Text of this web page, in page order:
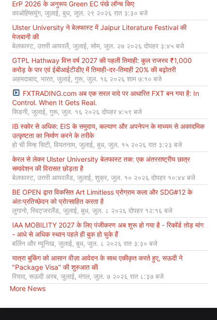
ErP 2026 के अनुरूप Green EC पंखे लॉन्च किए
काओह्सियुंग, जुलाई, बुध, जुल. २९ २०२६ रात ३:३० बजे
Ulster University ने बेलफास्ट में Jaipur Literature Festival की
मेजबानी की
बेलफास्ट, उत्तरी आयरलैं, जुलाई, सोम, जुल. २७ २०२६ दोपहर ३:४५ बजे
GTPL Hathway वित्त वर्ष 2027 की पहली तिमाही: कुल राजस्व ₹1,000
करोड़ के पार एवं ईबीआईटीडीए में तिमाही-दर-तिमाही 20% की बढ़ोतरी
अहमदाबाद, भारत, जुलाई, गुरू, जुल. १६ २०२६ शाम ७:१० बजे
FXTRADING.com अब एक सरल वादे पर आधारित FXT बन गया है: In
Control. When It Gets Real.
सिडनी, जुलाई, गुरू, जुल. १६ २०२६ दोपहर ४:५९ बजे
IB स्कोर से अधिक: EIS के समुदाय, कल्याण और अपनेपन के माध्यम से अकादमिक
उत्कृष्टता का निर्माण करने के तरीके
हो ची मिन्ह सिटी, वियतनाम, जुलाई, बुध, जुल. १५ २०२६ रात ३:२३ बजे
केरल से लेकर Ulster University बेलफास्ट तक: एक अंतरराष्ट्रीय छात्र
समावेशन की विरासत छोड़ता है
बेलफास्ट, उत्तरी आयरलैंड, जुलाई, शुक्र, जुल. १० २०२६ दोपहर १०:४४ बजे
BE OPEN द्वारा विकसित Art Limitless प्रोग्राम कला और SDG#12 के
अंतःप्रतिच्छेदन को प्रोत्साहित करता है
लुगानो, स्विट्जरलैंड, जुलाई, बुध, जुल. ८ २०२६ दोपहर १२:१६ बजे
IAA MOBILITY 2027 के लिए पंजीकरण अब शुरू हो गया है - रिकॉर्ड तोड़ मांग
- आधे से अधिक स्थान पहले ही बुक हो चुके हैं
बर्लिन और म्यूनिख, जुलाई, बुध, जुल. ८ २०२६ रात ३:३० बजे
यात्रा बुकिंग को आसान वीज़ा आवेदन के साथ एकीकृत करते हुए, सऊदी ने
"Package Visa" की शुरुआत की
रियाद, सऊदी अरब, जुलाई, मंगल, जुल. ७ २०२६ रात ८:३७ बजे
More News